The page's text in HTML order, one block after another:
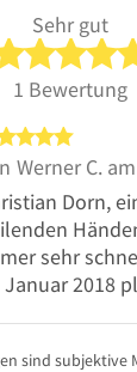
Sehr gut
1 Bewertung
Werner C.
Dorn,
sehr
Januar 2018
sind subjektive